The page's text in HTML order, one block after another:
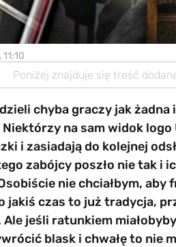
11:10
Poniżej znajduje się treść
chyba graczy jak
na sam widok
i zasiadają do kolejnej
zabójcy poszło nie tak i
nie chciałbym, aby
jakiś czas to już tradycja,
Ale jeśli ratunkiem
blask i chwałę to nie